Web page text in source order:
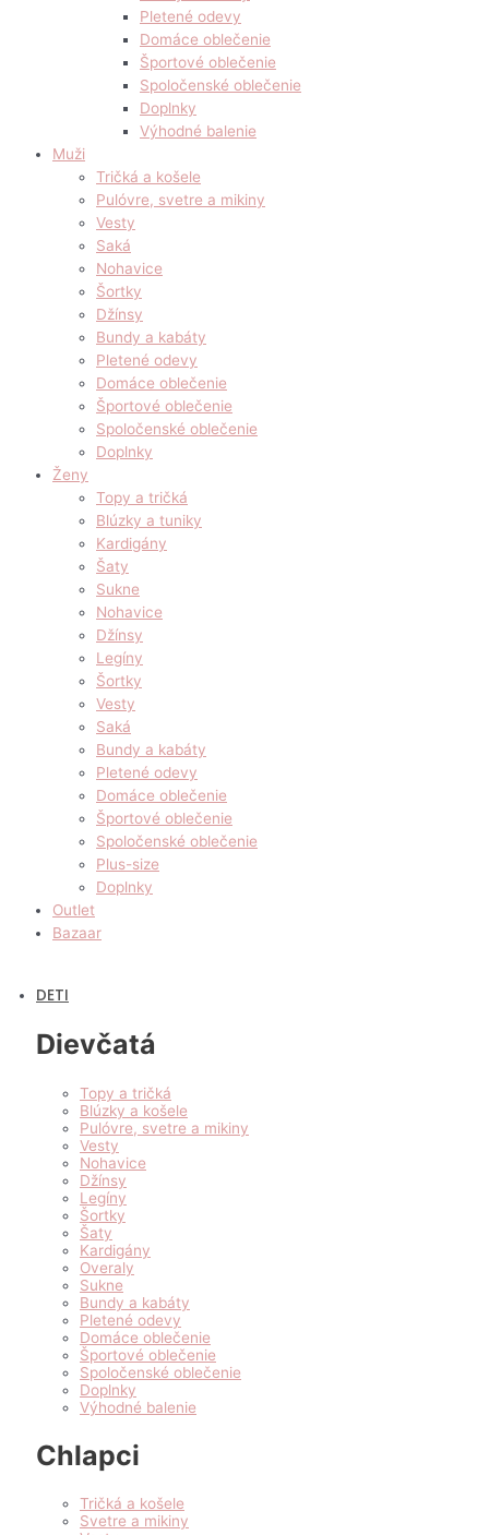
Pletené odevy
Domáce oblečenie
Športové oblečenie
Spoločenské oblečenie
Doplnky
Výhodné balenie
Muži
Tričká a košele
Pulóvre, svetre a mikiny
Vesty
Saká
Nohavice
Šortky
Džínsy
Bundy a kabáty
Pletené odevy
Domáce oblečenie
Športové oblečenie
Spoločenské oblečenie
Doplnky
Ženy
Topy a tričká
Blúzky a tuniky
Kardigány
Šaty
Sukne
Nohavice
Džínsy
Legíny
Šortky
Vesty
Saká
Bundy a kabáty
Pletené odevy
Domáce oblečenie
Športové oblečenie
Spoločenské oblečenie
Plus-size
Doplnky
Outlet
Bazaar
DETI
Dievčatá
Topy a tričká
Blúzky a košele
Pulóvre, svetre a mikiny
Vesty
Nohavice
Džínsy
Legíny
Šortky
Šaty
Kardigány
Overaly
Sukne
Bundy a kabáty
Pletené odevy
Domáce oblečenie
Športové oblečenie
Spoločenské oblečenie
Doplnky
Výhodné balenie
Chlapci
Tričká a košele
Svetre a mikiny